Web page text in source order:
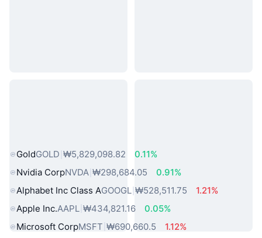
GoldGOLD ₩5,829,098.82
0.11%
Nvidia CorpNVDA ₩298,684.05
0.91%
Alphabet Inc Class AGOOGL ₩528,511.75
1.21%
Apple Inc.AAPL ₩434,821.16
0.05%
Microsoft CorpMSFT ₩690,660.5
1.12%